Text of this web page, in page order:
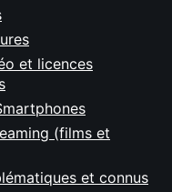
et licences
(films et
et connus